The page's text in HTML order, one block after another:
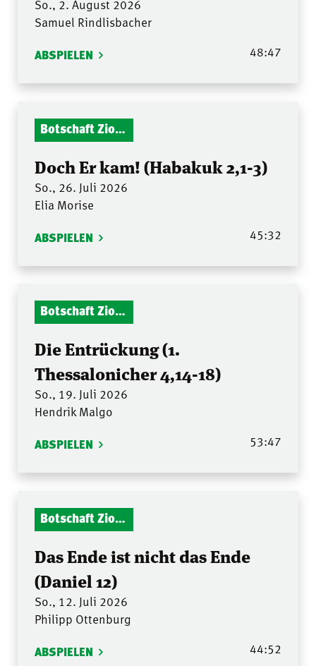
So., 2. August 2026
Samuel Rindlisbacher
ABSPIELEN 48:47
Botschaft Zionshalle
Doch Er kam! (Habakuk 2,1-3)
So., 26. Juli 2026
Elia Morise
ABSPIELEN 45:32
Botschaft Zionshalle
Die Entrückung (1.
Thessalonicher 4,14-18)
So., 19. Juli 2026
Hendrik Malgo
ABSPIELEN 53:47
Botschaft Zionshalle
Das Ende ist nicht das Ende
(Daniel 12)
So., 12. Juli 2026
Philipp Ottenburg
ABSPIELEN 44:52